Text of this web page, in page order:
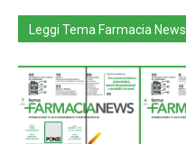
Leggi Tema Farmacia News